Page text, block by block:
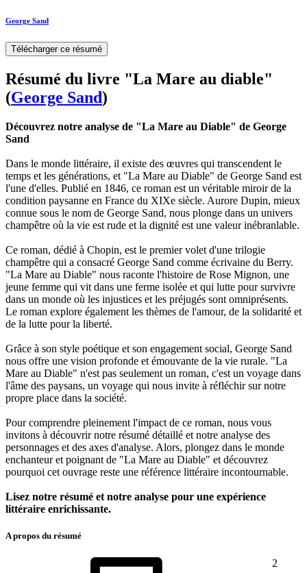
George Sand
Télécharger ce résumé
Résumé du livre "La Mare au diable"
(George Sand)
Découvrez notre analyse de "La Mare au Diable" de George
Sand
Dans le monde littéraire, il existe des œuvres qui transcendent le
temps et les générations, et "La Mare au Diable" de George Sand est
l'une d'elles. Publié en 1846, ce roman est un véritable miroir de la
condition paysanne en France du XIXe siècle. Aurore Dupin, mieux
connue sous le nom de George Sand, nous plonge dans un univers
champêtre où la vie est rude et la dignité est une valeur inébranlable.
Ce roman, dédié à Chopin, est le premier volet d'une trilogie
champêtre qui a consacré George Sand comme écrivaine du Berry.
"La Mare au Diable" nous raconte l'histoire de Rose Mignon, une
jeune femme qui vit dans une ferme isolée et qui lutte pour survivre
dans un monde où les injustices et les préjugés sont omniprésents.
Le roman explore également les thèmes de l'amour, de la solidarité et
de la lutte pour la liberté.
Grâce à son style poétique et son engagement social, George Sand
nous offre une vision profonde et émouvante de la vie rurale. "La
Mare au Diable" n'est pas seulement un roman, c'est un voyage dans
l'âme des paysans, un voyage qui nous invite à réfléchir sur notre
propre place dans la société.
Pour comprendre pleinement l'impact de ce roman, nous vous
invitons à découvrir notre résumé détaillé et notre analyse des
personnages et des axes d'analyse. Alors, plongez dans le monde
enchanteur et poignant de "La Mare au Diable" et découvrez
pourquoi cet ouvrage reste une référence littéraire incontournable.
Lisez notre résumé et notre analyse pour une expérience
littéraire enrichissante.
A propos du résumé
2